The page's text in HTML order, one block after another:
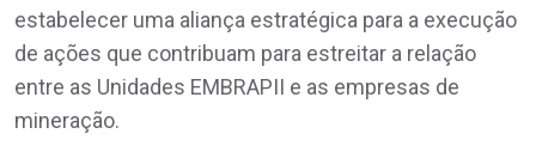
estabelecer uma aliança estratégica para a execução
de ações que contribuam para estreitar a relação
entre as Unidades EMBRAPII e as empresas de
mineração.